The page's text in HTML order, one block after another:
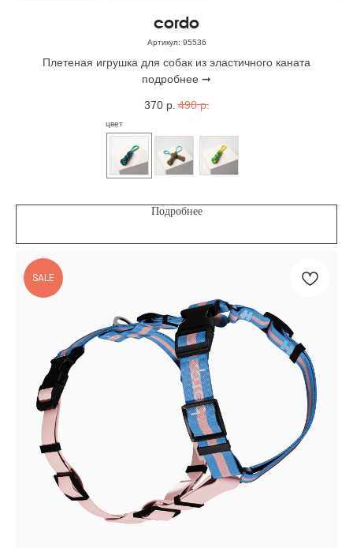
cordo
Артикул: 95536
Плетеная игрушка для собак из эластичного каната
подробнее ➞
370 р. 490 р.
цвет
Подробнее
SALE